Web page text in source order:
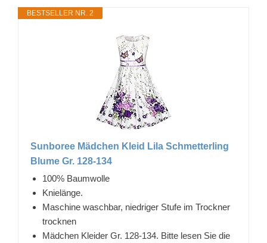
BESTSELLER NR. 2
Sunboree Mädchen Kleid Lila Schmetterling
Blume Gr. 128-134
100% Baumwolle
Knielänge.
Maschine waschbar, niedriger Stufe im Trockner
trocknen
Mädchen Kleider Gr. 128-134. Bitte lesen Sie die